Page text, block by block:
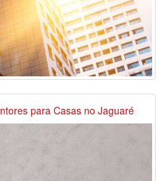
para Casas no Jaguaré